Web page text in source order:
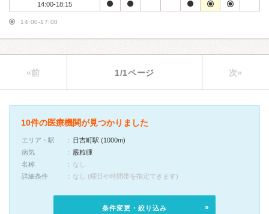
14:00-18:15
14:00-17:00
«前 1/1ページ 次»
10件の医療機関が見つかりました
エリア・駅
日吉町駅 (1000m)
病気
霰粒腫
名称
なし
詳細条件
なし (曜日や時間帯を指定できます)
条件変更・絞り込み